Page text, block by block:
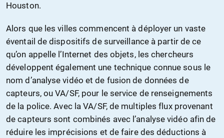
Houston.
Alors que les villes commencent à déployer un vaste
éventail de dispositifs de surveillance à partir de ce
qu’on appelle l’Internet des objets, les chercheurs
développent également une technique connue sous le
nom d’analyse vidéo et de fusion de données de
capteurs, ou VA/SF, pour le service de renseignements
de la police. Avec la VA/SF, de multiples flux provenant
de capteurs sont combinés avec l’analyse vidéo afin de
réduire les imprécisions et de faire des déductions à